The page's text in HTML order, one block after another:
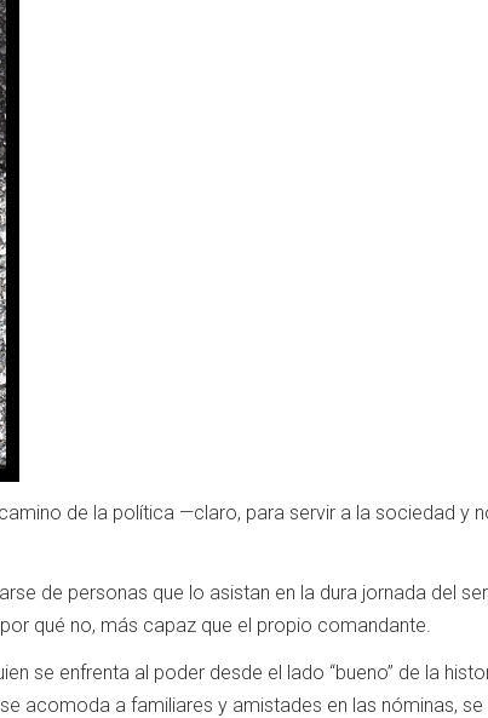
de la política —claro, para servir a la sociedad y
de personas que lo asistan en la dura jornada del
qué no, más capaz que el propio comandante.
se enfrenta al poder desde el lado “bueno” de la
acomoda a familiares y amistades en las nóminas,